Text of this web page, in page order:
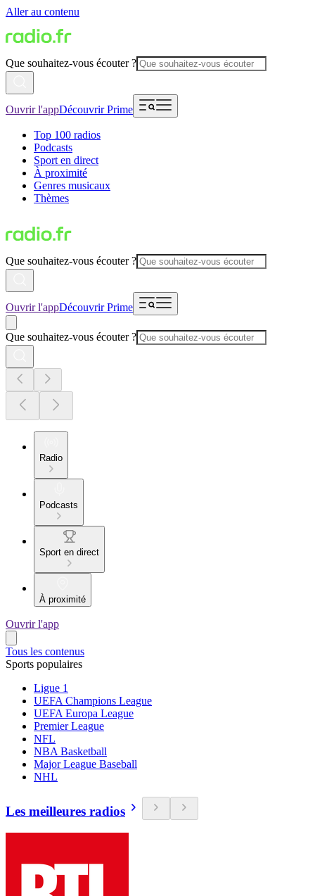
Aller au contenu
Que souhaitez-vous écouter ?
Ouvrir l'appDécouvrir Prime
Top 100 radios
Podcasts
Sport en direct
À proximité
Genres musicaux
Thèmes
Que souhaitez-vous écouter ?
Ouvrir l'appDécouvrir Prime
Que souhaitez-vous écouter ?
Radio
Podcasts
Sport en direct
À proximité
Ouvrir l'app
Tous les contenus
Sports populaires
Ligue 1
UEFA Champions League
UEFA Europa League
Premier League
NFL
NBA Basketball
Major League Baseball
NHL
Les meilleures radios